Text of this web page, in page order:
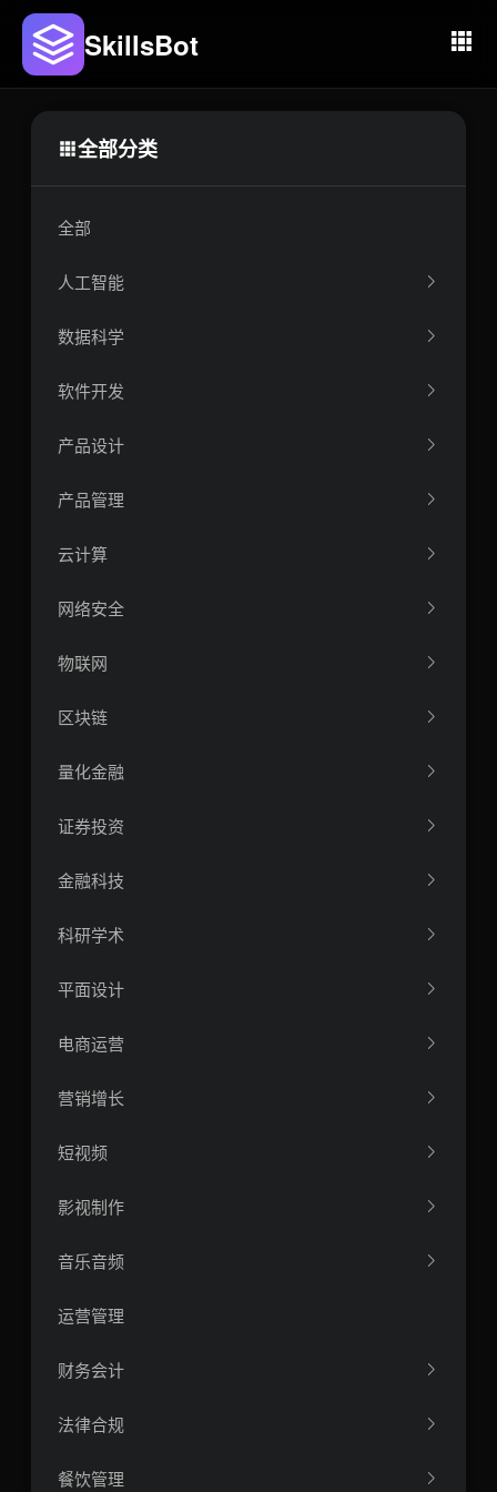
SkillsBot
全部分类
全部
人工智能
数据科学
软件开发
产品设计
产品管理
云计算
网络安全
物联网
区块链
量化金融
证券投资
金融科技
科研学术
平面设计
电商运营
营销增长
短视频
影视制作
音乐音频
运营管理
财务会计
法律合规
餐饮管理